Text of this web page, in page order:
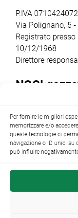
cantina […]
P.IVA
Via Polignano, 5
Registrato
10/12/1968
Direttore
NOCI
+39 080 4979274
Archivio
NOCI
Per fornire le migliori
memorizzare e/o
queste tecnologie ci
navigazione o ID unici su
può influire